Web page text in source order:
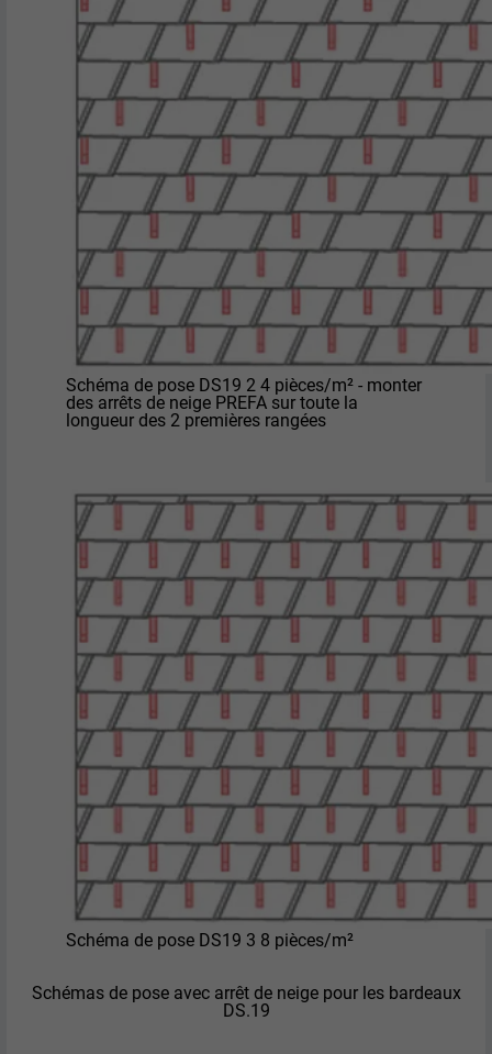
Schéma de pose DS19 2 4 pièces/m² - monter
des arrêts de neige PREFA sur toute la
longueur des 2 premières rangées
Schéma de pose DS19 3 8 pièces/m²
Schémas de pose avec arrêt de neige pour les bardeaux
DS.19
EXPIRATION
UTILITÉ
Utilisé par le service de réseau social
LinkedIn pour suivre l'utilisation de
services intégrés.
NOM bscookie
FOURNISSEUR LinkedIn
EXPIRATION 2 ans
UTILITÉ
Utilisé par le service de réseau social
LinkedIn pour suivre l'utilisation de
services intégrés
FOURNISSEUR LinkedIn
EXPIRATION 29 jours
UTILITÉ
Est utilisé pour suivre l'utilisateur sur
plusieurs sites Internet afin d'afficher de
la publicité adaptée aux préférences de
l'utilisateur.
lidc
FOURNISSEUR LinkedIn
EXPIRATION 1 jour
LinkedIn pour suivre l'utilisation de